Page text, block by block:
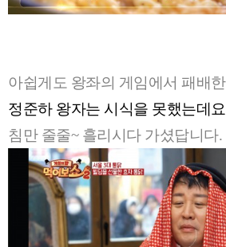
아쉽게도 왕좌의 게임에서 패배한
정준하 왕자는 시식을 못했는데
침만 줄줄~ 흘리시다 가셨답니다.